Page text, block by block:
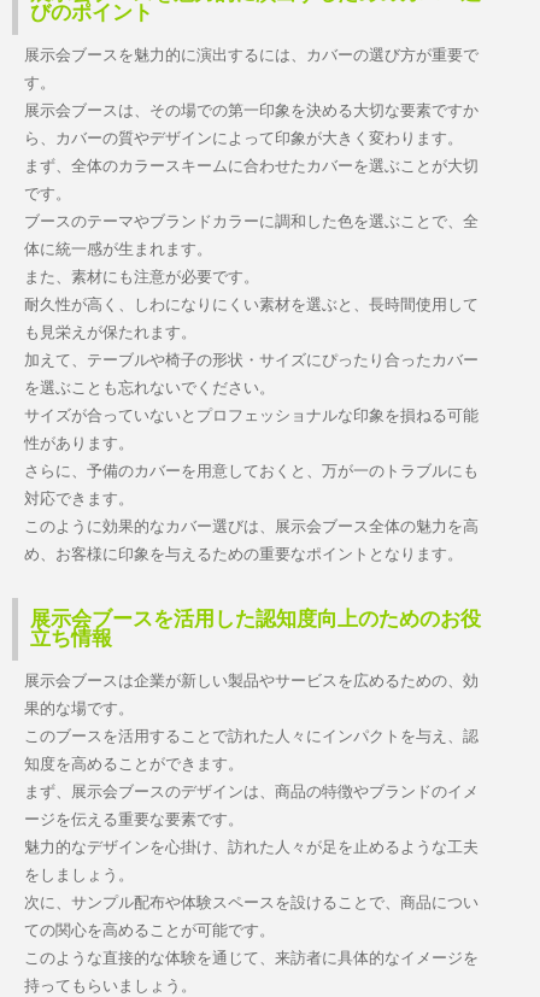
びのポイント
展示会ブースを魅力的に演出するには、カバーの選び方が重要で
す。
展示会ブースは、その場での第一印象を決める大切な要素ですか
ら、カバーの質やデザインによって印象が大きく変わります。
まず、全体のカラースキームに合わせたカバーを選ぶことが大切
です。
ブースのテーマやブランドカラーに調和した色を選ぶことで、全
体に統一感が生まれます。
また、素材にも注意が必要です。
耐久性が高く、しわになりにくい素材を選ぶと、長時間使用して
も見栄えが保たれます。
加えて、テーブルや椅子の形状・サイズにぴったり合ったカバー
を選ぶことも忘れないでください。
サイズが合っていないとプロフェッショナルな印象を損ねる可能
性があります。
さらに、予備のカバーを用意しておくと、万が一のトラブルにも
対応できます。
このように効果的なカバー選びは、展示会ブース全体の魅力を高
め、お客様に印象を与えるための重要なポイントとなります。
展示会ブースを活用した認知度向上のためのお役
立ち情報
展示会ブースは企業が新しい製品やサービスを広めるための、効
果的な場です。
このブースを活用することで訪れた人々にインパクトを与え、認
知度を高めることができます。
まず、展示会ブースのデザインは、商品の特徴やブランドのイメ
ージを伝える重要な要素です。
魅力的なデザインを心掛け、訪れた人々が足を止めるような工夫
をしましょう。
次に、サンプル配布や体験スペースを設けることで、商品につい
ての関心を高めることが可能です。
このような直接的な体験を通じて、来訪者に具体的なイメージを
持ってもらいましょう。